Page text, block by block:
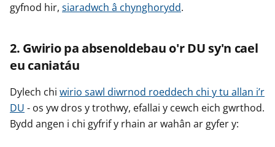
gyfnod hir, siaradwch â chynghorydd.
2. Gwirio pa absenoldebau o'r DU sy'n cael
eu caniatáu
Dylech chi wirio sawl diwrnod roeddech chi y tu allan i’r
DU - os yw dros y trothwy, efallai y cewch eich gwrthod.
Bydd angen i chi gyfrif y rhain ar wahân ar gyfer y: